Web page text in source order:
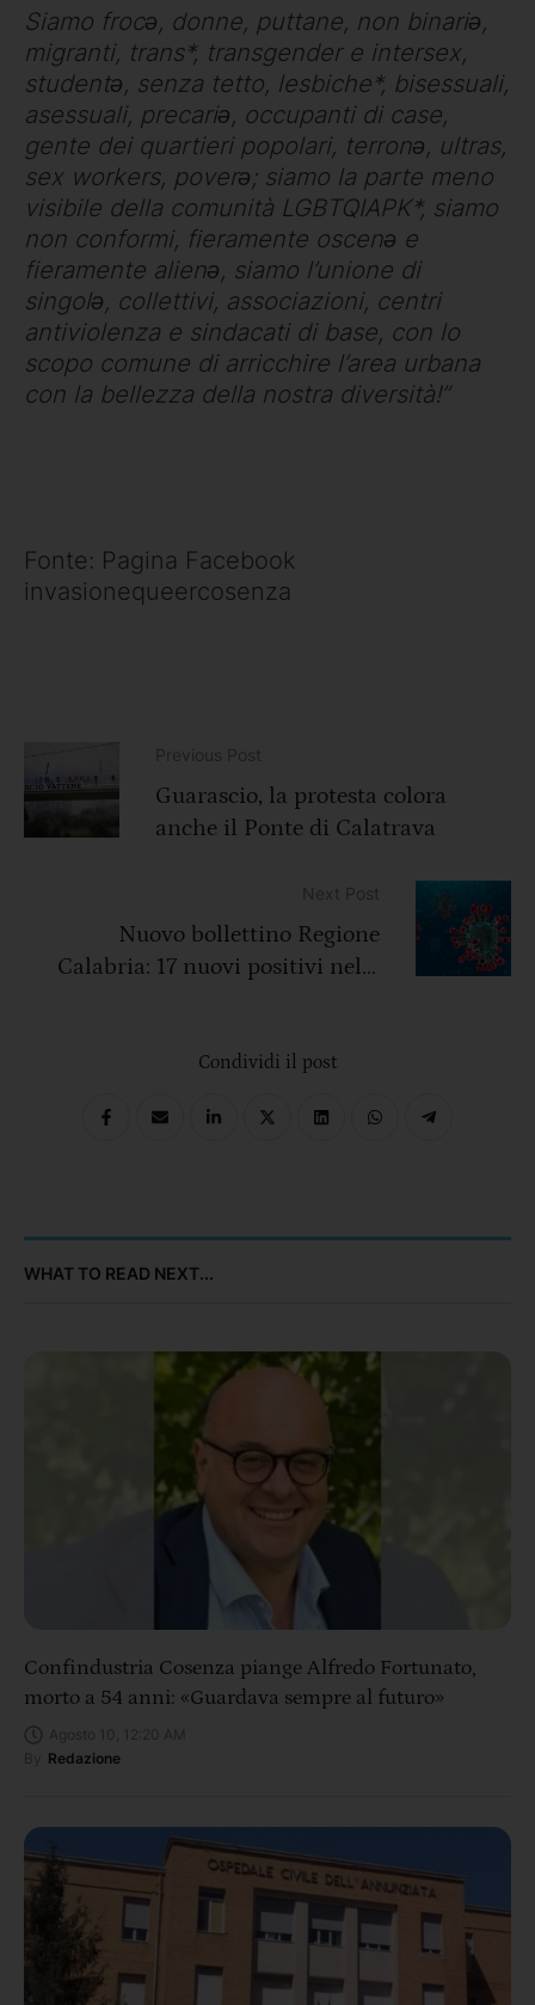
Siamo frocə, donne, puttane, non binariə,
migranti, trans*, transgender e intersex,
studentə, senza tetto, lesbiche*, bisessuali,
asessuali, precariə, occupanti di case,
gente dei quartieri popolari, terronə, ultras,
sex workers, poverə; siamo la parte meno
visibile della comunità LGBTQIAPK*, siamo
non conformi, fieramente oscenə e
fieramente alienə, siamo l’unione di
singolə, collettivi, associazioni, centri
antiviolenza e sindacati di base, con lo
scopo comune di arricchire l’area urbana
con la bellezza della nostra diversità!”
Fonte: Pagina Facebook
invasionequeercosenza
Guarascio, la protesta colora
anche il Ponte di Calatrava
Nuovo bollettino Regione
Calabria: 17 nuovi positivi nelle
Condividi il post
WHAT TO READ NEXT...
Confindustria Cosenza piange Alfredo Fortunato,
morto a 54 anni: «Guardava sempre al futuro»
Redazione